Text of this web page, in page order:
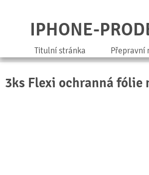
IPHONE-
Titulní stránka Přepravní
3ks Flexi ochranná fólie